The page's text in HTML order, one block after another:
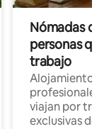
Nómadas
personas
trabajo
Alojamientos
profesionales
viajan por
exclusivas de